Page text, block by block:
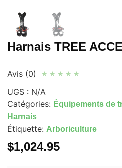
Harnais TREE
Avis (0) ★ ★ ★ ★ ★
UGS : N/A
Catégories: Équipements de
Harnais
Étiquette: Arboriculture
$1,024.95